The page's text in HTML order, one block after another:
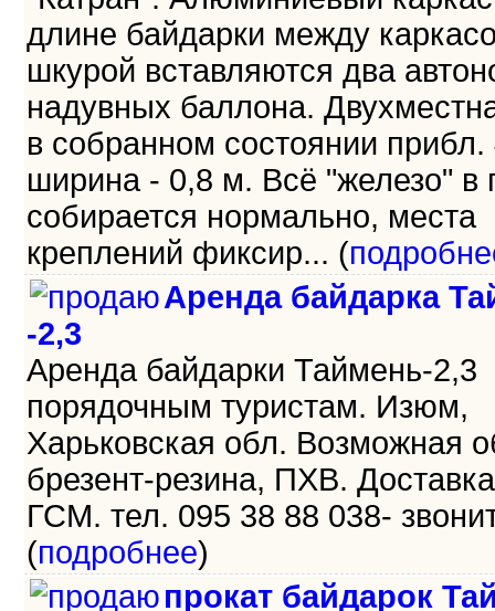
длине байдарки между
шкурой вставляются два
надувных баллона.
в собранном состоянии
ширина - 0,8 м. Всё "железо" в
собирается нормально, места
креплений фиксир... (
Аренда байдарка
-2,3
Аренда байдарки Таймень-2,3
порядочным туристам. Изюм,
Харьковская обл. Возможная
брезент-резина, ПХВ.
ГСМ. тел. 095 38 88 038-
(подробнее)
прокат байдарок